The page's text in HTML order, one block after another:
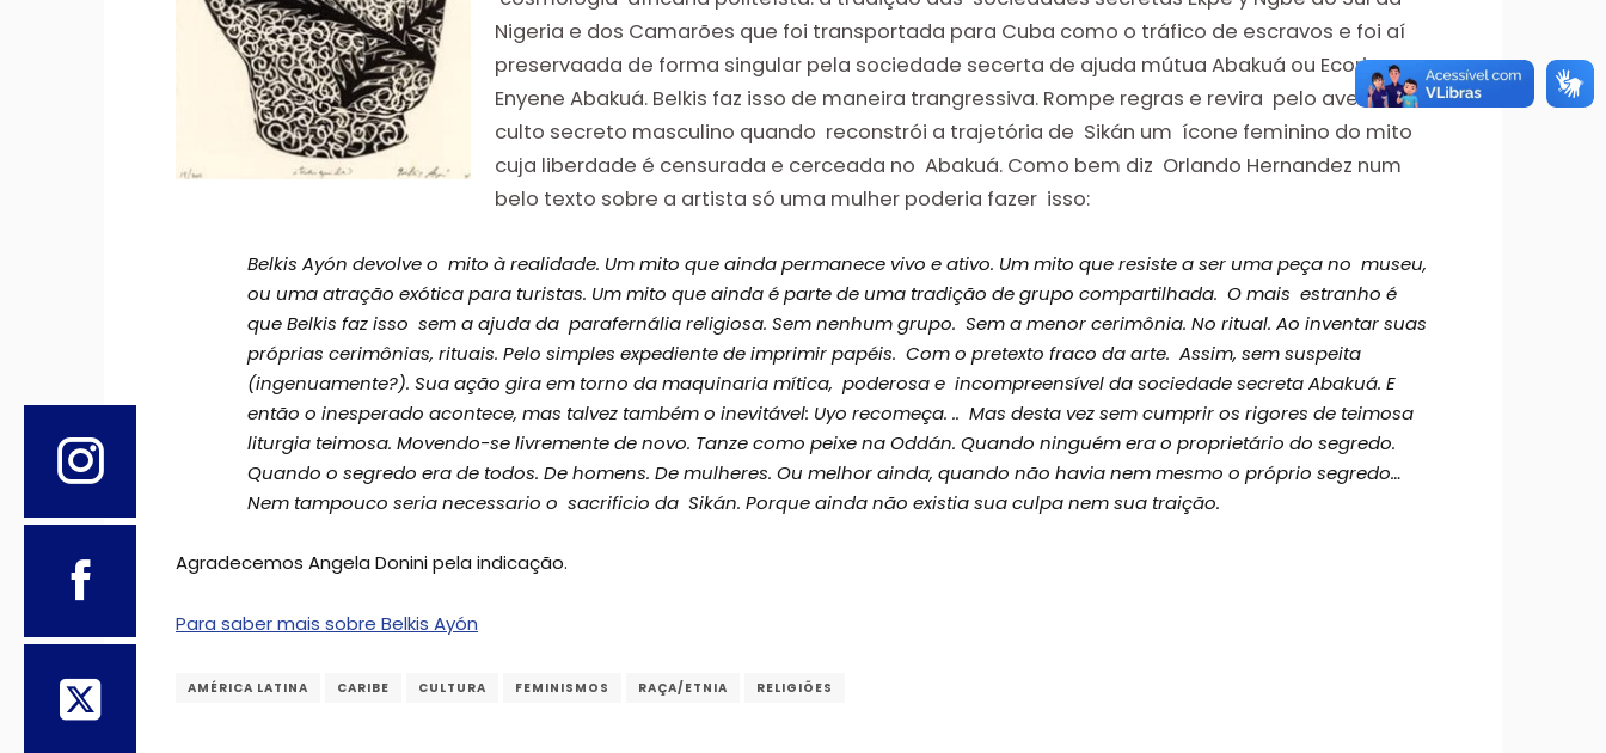
Nigeria e dos Camarões que foi transportada para Cuba como o tráfico de escravos e foi aí
preservaada de forma singular pela sociedade secerta de ajuda mútua Abakuá ou Ecorie
Enyene Abakuá. Belkis faz isso de maneira trangressiva. Rompe regras e revira pelo avesso um
culto secreto masculino quando reconstrói a trajetória de Sikán um ícone feminino do mito
cuja liberdade é censurada e cerceada no Abakuá. Como bem diz Orlando Hernandez num
belo texto sobre a artista só uma mulher poderia fazer isso:
Belkis Ayón devolve o mito à realidade. Um mito que ainda permanece vivo e ativo. Um mito queresiste a ser uma peça no museu,
ou uma atração exótica para turistas. Um mito que ainda é parte de uma tradição de grupo compartilhada. O mais estranho é
que Belkis faz isso sem a ajuda da parafernália religiosa. Sem nenhum grupo. Sem a menor cerimônia. No ritual. Ao inventar suas
próprias cerimônias, rituais. Pelo simples expediente de imprimir papéis. Com o pretexto fraco da arte. Assim, sem suspeita
(ingenuamente?). Sua ação gira em torno da maquinaria mítica, poderosa e incompreensível da sociedade secreta Abakuá. E
então o inesperado acontece, mas talvez também o inevitável: Uyo recomeça. .. Mas desta vez sem cumprir os rigores de teimosa
liturgia teimosa. Movendo-se livremente de novo. Tanze como peixe na Oddán. Quando ninguém era o proprietário do segredo.
Quando o segredo era de todos. De homens. De mulheres. Ou melhor ainda, quando não havia nem mesmo o próprio segredo…
Nem tampouco seria necessario o sacrificio da Sikán. Porque ainda não existia sua culpa nem sua traição.
Agradecemos Angela Donini pela indicação.
Para saber mais sobre Belkis Ayón
AMÉRICA LATINA CARIBE CULTURA FEMINISMOS RAÇA/ETNIA RELIGIÕES